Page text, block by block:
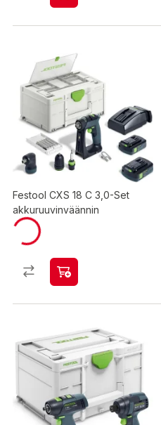
Festool CXS 18 C 3,0-Set
akkuruuvinväännin